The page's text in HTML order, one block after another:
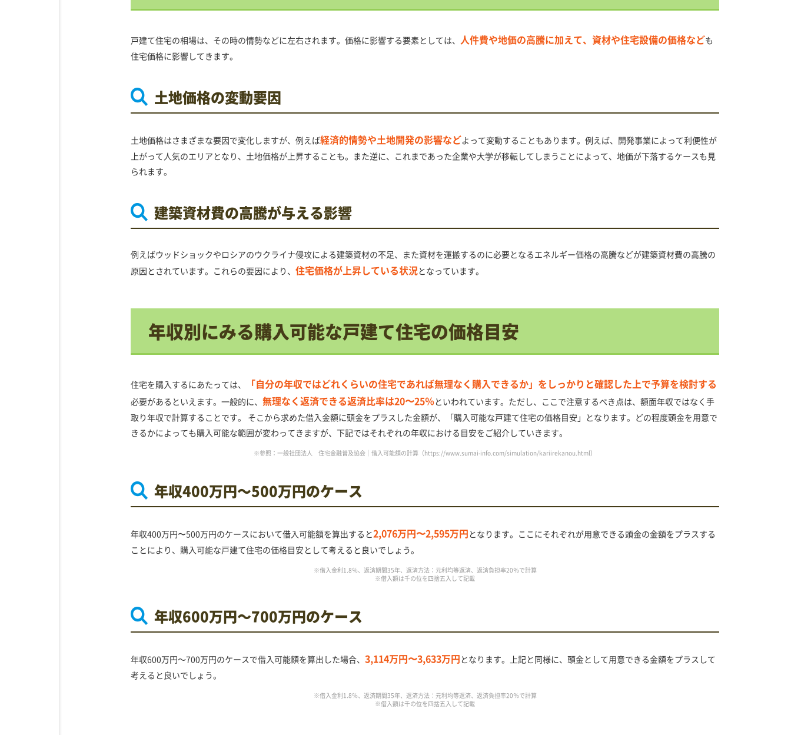
戸建て住宅の相場は、その時の情勢などに左右されます。価格に影響する要素としては、 人件費や地価の高騰に加えて、資材や住宅設備の価格なども
住宅価格に影響してきます。
土地価格の変動要因
土地価格はさまざまな要因で変化しますが、例えば経済的情勢や土地開発の影響などよって変動することもあります。例えば、開発事業によって利便性が
上がって人気のエリアとなり、土地価格が上昇することも。また逆に、これまであった企業や大学が移転してしまうことによって、地価が下落するケースも見
られます。
建築資材費の高騰が与える影響
例えばウッドショックやロシアのウクライナ侵攻による建築資材の不足、また資材を運搬するのに必要となるエネルギー価格の高騰などが建築資材費の高騰の
原因とされています。これらの要因により、 住宅価格が上昇している状況となっています。
年収別にみる購入可能な戸建て住宅の価格目安
住宅を購入するにあたっては、 「自分の年収ではどれくらいの住宅であれば無理なく購入できるか」をしっかりと確認した上で予算を検討する
必要があるといえます。一般的に、 無理なく返済できる返済比率は20〜25％といわれています。ただし、ここで注意するべき点は、額面年収ではなく手
取り年収で計算することです。 そこから求めた借入金額に頭金をプラスした金額が、「購入可能な戸建て住宅の価格目安」となります。どの程度頭金を用意で
きるかによっても購入可能な範囲が変わってきますが、下記ではそれぞれの年収における目安をご紹介していきます。
※参照：一般社団法人 住宅金融普及協会｜借入可能額の計算（https://www.sumai-info.com/simulation/kariirekanou.html）
年収400万円～500万円のケース
年収400万円〜500万円のケースにおいて借入可能額を算出すると2,076万円〜2,595万円 となります。ここにそれぞれが用意できる頭金の金額をプラスする
ことにより、購入可能な戸建て住宅の価格目安として考えると良いでしょう。
※借入金利1.8％、返済期間35年、返済方法：元利均等返済、返済負担率20％で計算
※借入額は千の位を四捨五入して記載
年収600万円～700万円のケース
年収600万円～700万円のケースで借入可能額を算出した場合、 3,114万円〜3,633万円 となります。上記と同様に、頭金として用意できる金額をプラスして
考えると良いでしょう。
※借入金利1.8％、返済期間35年、返済方法：元利均等返済、返済負担率20％で計算
※借入額は千の位を四捨五入して記載